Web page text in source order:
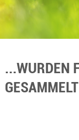
...WURDEN
GESAMMELT